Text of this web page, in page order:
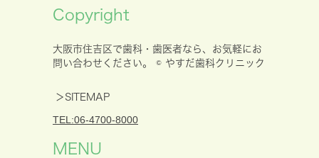
Copyright
大阪市住吉区で歯科・歯医者なら、お気軽にお
問い合わせください。 © やすだ歯科クリニック
＞SITEMAP
TEL:06-4700-8000
MENU